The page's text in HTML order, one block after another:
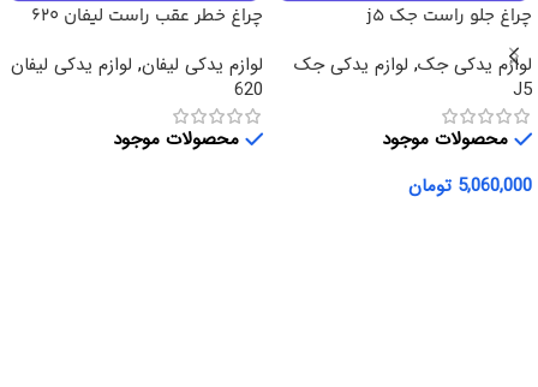
چراغ جلو راست جک j5
لوازم یدکی جک, لوازم یدکی جک
J5
محصولات موجود
5,060,000 تومان
چراغ خطر عقب راست لیفان 620
لوازم یدکی لیفان, لوازم یدکی لیفان
620
محصولات موجود